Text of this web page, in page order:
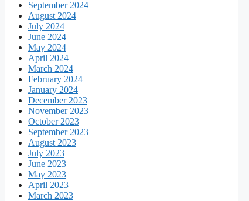
September 2024
August 2024
July 2024
June 2024
May 2024
April 2024
March 2024
February 2024
January 2024
December 2023
November 2023
October 2023
September 2023
August 2023
July 2023
June 2023
May 2023
April 2023
March 2023